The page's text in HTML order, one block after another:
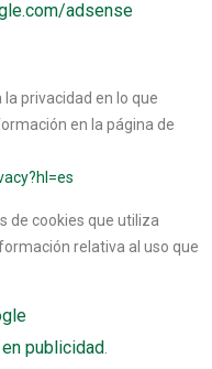
adsense
privacidad en lo que
en la página de
de cookies que utiliza
relativa al uso que
publicidad.